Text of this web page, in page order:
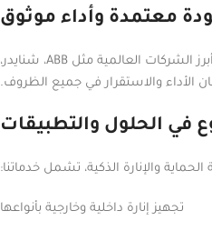
معتمدة وأداء موثوق
نوفّر منتجات عالية الجودة من أبرز الشركات العالمية مثل ABB، شنايدر،
الأداء والاستقرار في جميع الظروف.
في الحلول والتطبيقات
والإنارة الذكية، تشمل خدماتنا:
تجهيز إنارة داخلية وخارجية بأنواعها